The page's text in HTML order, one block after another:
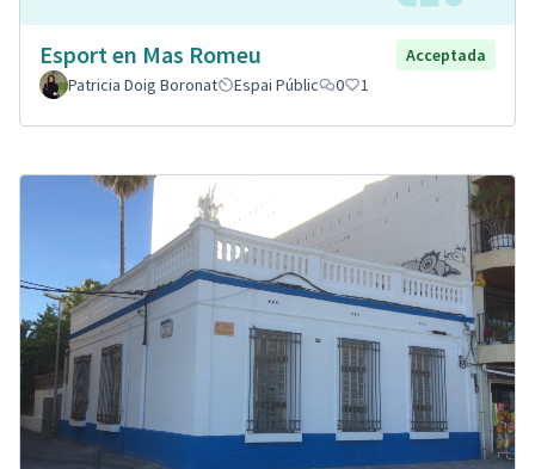
Esport en Mas Romeu
Acceptada
Patricia Doig Boronat
Espai Públic 0 1